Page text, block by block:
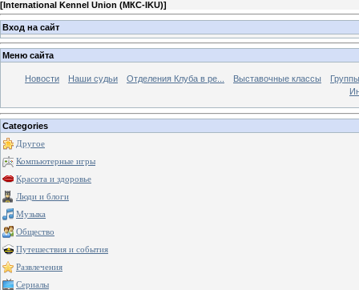
[International Kennel Union (МКС-IKU)]
Вход на сайт
Меню сайта
Новости Наши судьи Отделения Клуба в ре... Выставочные классы
Categories
Другое
Компьютерные игры
Красота и здоровье
Люди и блоги
Музыка
Общество
Путешествия и события
Развлечения
Сериалы